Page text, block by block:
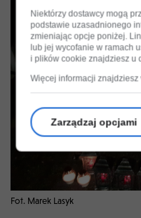
Fot. Marek Lasyk
Niektórzy dostawcy mogą
podstawie uzasadnionego
zmieniając opcje poniżej.
lub jej wycofanie w ramach
i plików cookie znajdziesz u
Więcej informacji
Zarządzaj opcjami